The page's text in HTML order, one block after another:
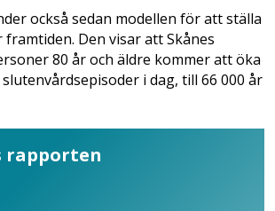
också sedan modellen för att ställa
Den visar att Skånes
80 år och äldre kommer att öka
i dag, till 66 000 år
rapporten